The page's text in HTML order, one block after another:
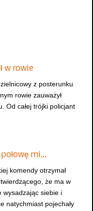
w rowie
z posterunku
rowie zauważył
Od całej trójki policjant
połowę mi…
komendy otrzymał
że ma w
wysadzając siebie i
natychmiast pojechały